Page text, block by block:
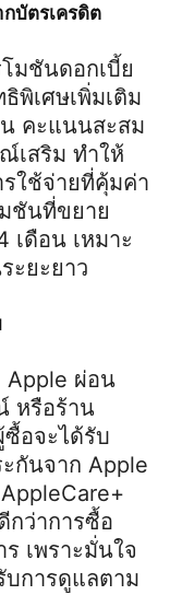
บัตรเครดิต
มชันดอกเบี้ย
พิเศษเพิ่มเติม
น คะแนนสะสม
เสริม ทำให้
ใช้จ่ายที่คุ้มค่า
ชันที่ขยาย
เดือน เหมาะ
ะยะยาว
Apple ผ่อน
หรือร้าน
อจะได้รับ
กันจาก Apple
กว่าการซื้อ
เพราะมั่นใจ
การดูแลตาม